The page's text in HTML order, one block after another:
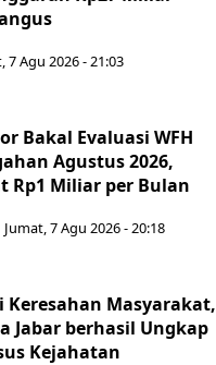
7 Agu 2026 - 21:03
Bakal Evaluasi WFH
Agustus 2026,
Rp1 Miliar per Bulan
Jumat, 7 Agu 2026 - 20:18
Keresahan Masyarakat,
Jabar berhasil Ungkap
Kejahatan